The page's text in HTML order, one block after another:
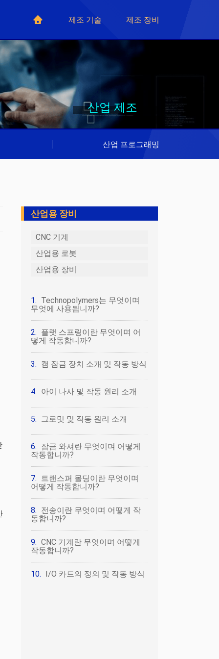
제조 기술 제조 장비
산업 제조
산업 프로그래밍
산업용 장비
CNC 기계
산업용 로봇
산업용 장비
Technopolymers는 무엇이며
무엇에 사용됩니까?
플랫 스프링이란 무엇이며 어
떻게 작동합니까?
캠 잠금 장치 소개 및 작동 방식
아이 나사 및 작동 원리 소개
그로밋 및 작동 원리 소개
잠금 와셔란 무엇이며 어떻게
작동합니까?
트랜스퍼 몰딩이란 무엇이며
어떻게 작동합니까?
전송이란 무엇이며 어떻게 작
동합니까?
CNC 기계란 무엇이며 어떻게
작동합니까?
I/O 카드의 정의 및 작동 방식